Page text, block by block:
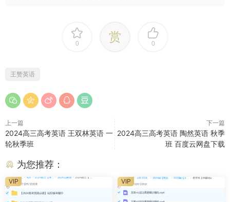
0 赏 0
王赞英语
上一篇
2024高三高考英语 王双林英语 一
轮秋季班
下一篇
2024高三高考英语 陶然英语 秋季
班 百度云网盘下载
为您推荐：
VIP VIP